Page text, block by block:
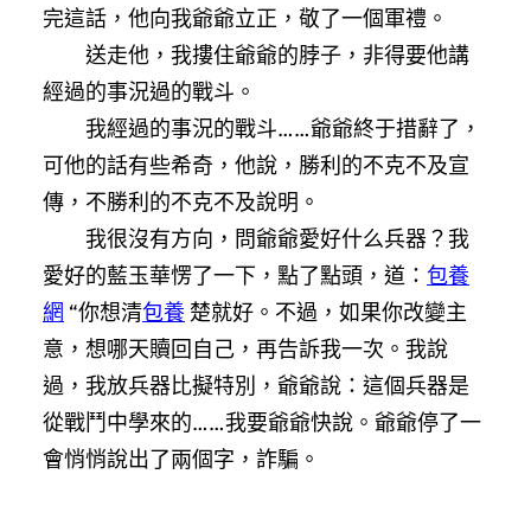
完這話，他向我爺爺立正，敬了一個軍禮。
送走他，我摟住爺爺的脖子，非得要他講
經過的事況過的戰斗。
我經過的事況的戰斗……爺爺終于措辭了，
可他的話有些希奇，他說，勝利的不克不及宣
傳，不勝利的不克不及說明。
我很沒有方向，問爺爺愛好什么兵器？我
愛好的藍玉華愣了一下，點了點頭，道： 包養
網 “你想清包養 楚就好。不過，如果你改變主
意，想哪天贖回自己，再告訴我一次。我說
過，我放兵器比擬特別，爺爺說：這個兵器是
從戰鬥中學來的……我要爺爺快說。爺爺停了一
會悄悄說出了兩個字，詐騙。